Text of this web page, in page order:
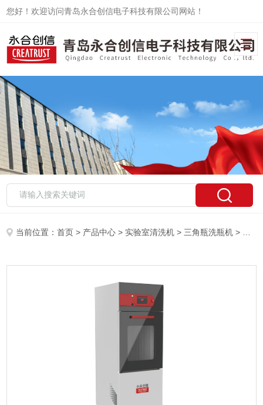
您好！欢迎访问青岛永合创信电子科技有限公司网站！
当前位置：首页 > 产品中心 > 实验室清洗机 > 三角瓶洗瓶机 > CTLW-380国产实验室三角瓶洗瓶机